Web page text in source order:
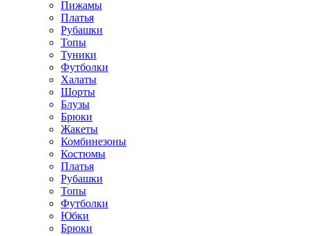
Пижамы
Платья
Рубашки
Топы
Туники
Футболки
Халаты
Шорты
Блузы
Брюки
Жакеты
Комбинезоны
Костюмы
Платья
Рубашки
Топы
Футболки
Юбки
Брюки